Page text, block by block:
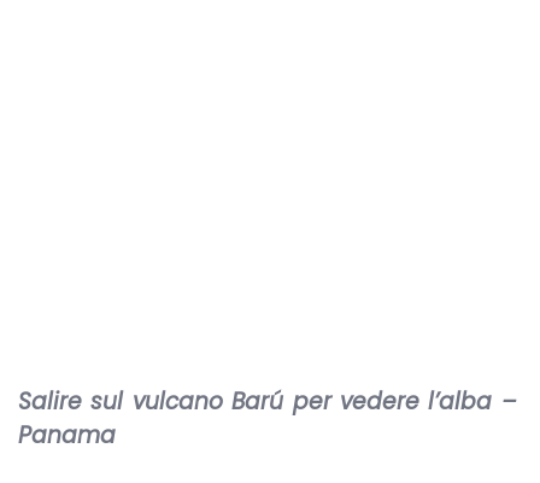
Salire sul vulcano Barú per vedere l’alba –
Panama